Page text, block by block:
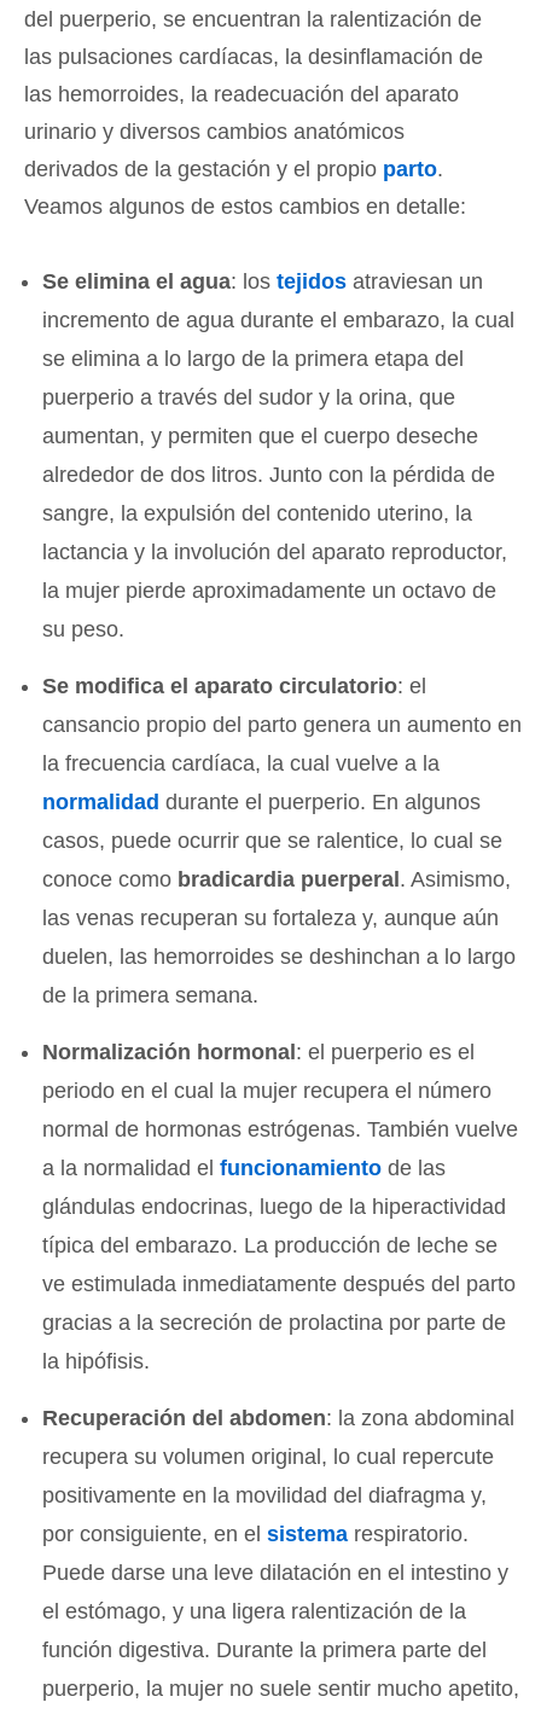
del puerperio, se encuentran la ralentización de
las pulsaciones cardíacas, la desinflamación de
las hemorroides, la readecuación del aparato
urinario y diversos cambios anatómicos
derivados de la gestación y el propio parto.
Veamos algunos de estos cambios en detalle:
Se elimina el agua: lostejidos atraviesan un
incremento de agua durante el embarazo, la cual
se elimina a lo largo de la primera etapa del
puerperio a través del sudor y la orina, que
aumentan, y permiten que el cuerpo deseche
alrededor de dos litros. Junto con la pérdida de
sangre, la expulsión del contenido uterino, la
lactancia y la involución del aparato reproductor,
la mujer pierde aproximadamente un octavo de
su peso.
Se modifica el aparato circulatorio: el
cansancio propio del parto genera un aumento en
la frecuencia cardíaca, la cual vuelve a la
normalidad durante el puerperio. En algunos
casos, puede ocurrir que se ralentice, lo cual se
conoce como bradicardia puerperal . Asimismo,
las venas recuperan su fortaleza y, aunque aún
duelen, las hemorroides se deshinchan a lo largo
de la primera semana.
Normalización hormonal : el puerperio es el
periodo en el cual la mujer recupera el número
normal de hormonas estrógenas. También vuelve
a la normalidad elfuncionamiento de las
glándulas endocrinas, luego de la hiperactividad
típica del embarazo. La producción de leche se
ve estimulada inmediatamente después del parto
gracias a la secreción de prolactina por parte de
la hipófisis.
Recuperación del abdomen: la zona abdominal
recupera su volumen original, lo cual repercute
positivamente en la movilidad del diafragma y,
por consiguiente, en elsistema respiratorio.
Puede darse una leve dilatación en el intestino y
el estómago, y una ligera ralentización de la
función digestiva. Durante la primera parte del
puerperio, la mujer no suele sentir mucho apetito,